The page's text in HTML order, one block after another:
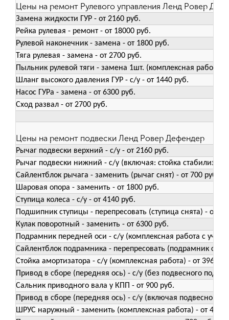
Цены на ремонт Рулевого управления Ленд Ровер
Замена жидкости ГУР - от 2160 руб.
Рейка рулевая - ремонт - от 18000 руб.
Рулевой наконечник - замена - от 1800 руб.
Тяга рулевая - замена - от 2700 руб.
Пыльник рулевой тяги - замена 1шт. (комплексная работа) -
Шланг высокого давления ГУР - с/у - от 1440 руб.
Насос ГУРа - замена - от 6300 руб.
Сход развал - от 2700 руб.
Цены на ремонт подвески Ленд Ровер Дефендер
Рычаг подвески верхний - с/у - от 2160 руб.
Рычаг подвески нижний - с/у (включая: стойка
Сайлентблок рычага - заменить (рычаг снят) - от 700 руб.
Шаровая опора - заменить - от 1800 руб.
Ступица колеса - с/у - от 4140 руб.
Подшипник ступицы - перепресовать (ступица снята) - от
Кулак поворотный - заменить - от 6300 руб.
Подрамник передней оси - с/у (комплексная работа с
Сайлентблок подрамника - перепресовать (подрамник
Стойка амортизатора - с/у (комплексная работа) - от 3960
Привод в сборе (передняя ось) - с/у (без подвесного
Сальник приводного вала у КПП - от 900 руб.
Привод в сборе (передняя ось) - с/у (включая подвесной
ШРУС наружный - заменить (комплексная работа) - от 4560